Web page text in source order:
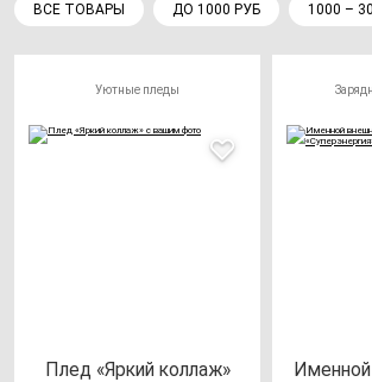
ВСЕ ТОВАРЫ ДО 1000 РУБ 1000 –
Уютные пледы
Плед «Яркий кол­лаж»